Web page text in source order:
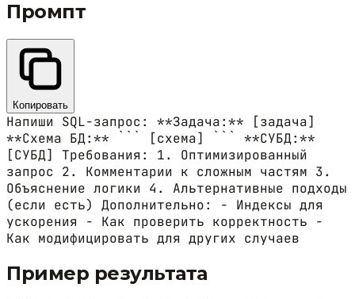
Промпт
Копировать
Напиши SQL-запрос: **Задача:** [задача]
**Схема БД:** ``` [схема] ``` **СУБД:**
[СУБД] Требования: 1. Оптимизированный
запрос 2. Комментарии к сложным частям 3.
Объяснение логики 4. Альтернативные подходы
(если есть) Дополнительно: - Индексы для
ускорения - Как проверить корректность -
Как модифицировать для других случаев
Пример результата